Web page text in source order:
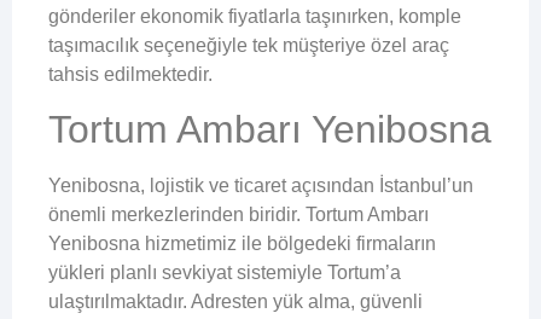
gönderiler ekonomik fiyatlarla taşınırken, komple
taşımacılık seçeneğiyle tek müşteriye özel araç
tahsis edilmektedir.
Tortum Ambarı Yenibosna
Yenibosna, lojistik ve ticaret açısından İstanbul’un
önemli merkezlerinden biridir. Tortum Ambarı
Yenibosna hizmetimiz ile bölgedeki firmaların
yükleri planlı sevkiyat sistemiyle Tortum’a
ulaştırılmaktadır. Adresten yük alma, güvenli